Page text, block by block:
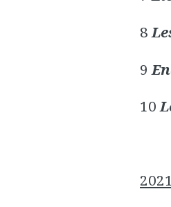
8
9
10
2021